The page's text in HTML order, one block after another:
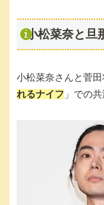
小松菜奈と旦
小松菜奈さんと菅
れるナイフ 」での